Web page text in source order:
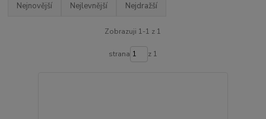
Nejnovější Nejlevnější Nejdražší
Zobrazuji 1-1 z 1
strana z 1